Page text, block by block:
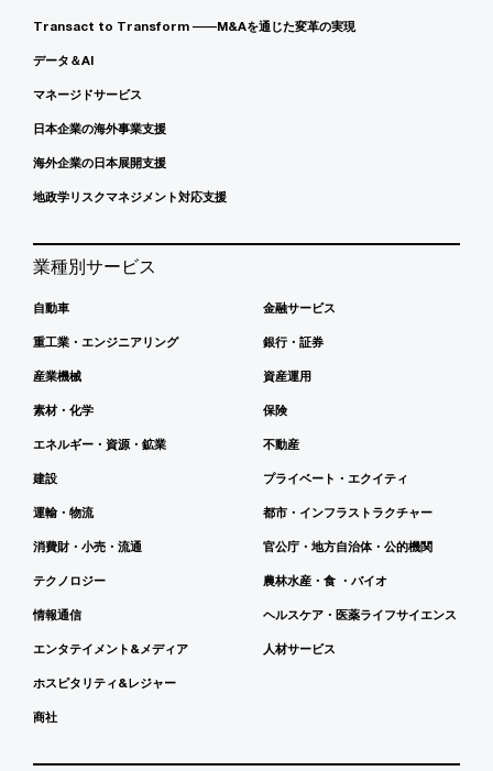
Transact to Transform ――M&Aを通じた変革の実現
データ＆AI
マネージドサービス
日本企業の海外事業支援
海外企業の日本展開支援
地政学リスクマネジメント対応支援
業種別サービス
自動車
重工業・エンジニアリング
産業機械
素材・化学
エネルギー・資源・鉱業
建設
運輸・物流
消費財・小売・流通
テクノロジー
情報通信
エンタテイメント&メディア
ホスピタリティ&レジャー
商社
金融サービス
銀行・証券
資産運用
保険
不動産
プライベート・エクイティ
都市・インフラストラクチャー
官公庁・地方自治体・公的機関
農林水産・食 ・バイオ
ヘルスケア・医薬ライフサイエンス
人材サービス